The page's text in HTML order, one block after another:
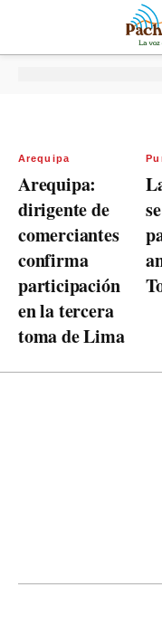
Arequipa
Arequipa:
dirigente de
comerciantes
confirma
participación
en la tercera
toma de Lima